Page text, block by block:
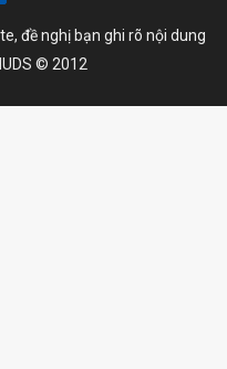
đề nghị bạn ghi rõ nội dung
© 2012